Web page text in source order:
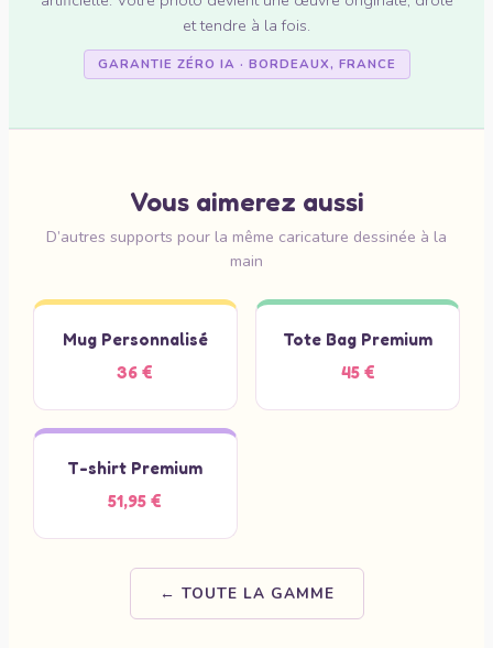
et tendre à la fois.
GARANTIE ZÉRO IA · BORDEAUX, FRANCE
Vous aimerez aussi
D’autres supports pour la même caricature dessinée à la
main
Mug Personnalisé
36 €
Tote Bag Premium
45 €
T-shirt Premium
51,95 €
← TOUTE LA GAMME